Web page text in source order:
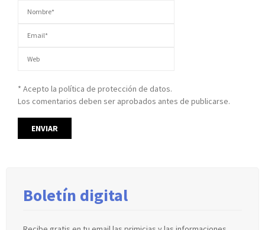
* Acepto la política de protección de datos.
Los comentarios deben ser aprobados antes de publicarse.
Boletín digital